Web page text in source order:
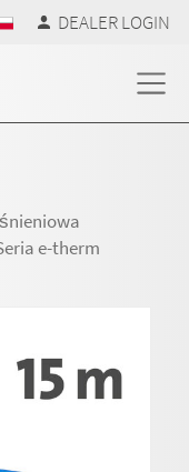
DEALER LOGIN
e-therm